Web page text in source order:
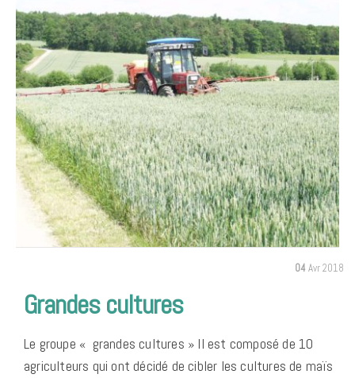
04 Avr 2018
Grandes cultures
Le groupe « grandes cultures » Il est composé de 10
agriculteurs qui ont décidé de cibler les cultures de maïs